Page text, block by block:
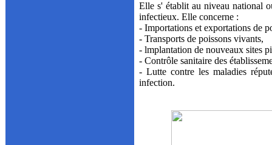
Elle s' établit au niveau national
infectieux. Elle concerne :
- Importations et exportations de
- Transports de poissons vivants,
- lmplantation de nouveaux sites
- Contrôle sanitaire des
- Lutte contre les maladies
infection.